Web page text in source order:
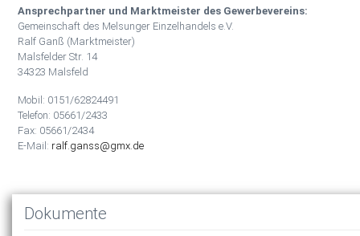
Ansprechpartner und Marktmeister des Gewerbevereins:
Gemeinschaft des Melsunger Einzelhandels e.V.
Ralf Ganß (Marktmeister)
Malsfelder Str. 14
34323 Malsfeld
Mobil: 0151/62824491
Telefon: 05661/2433
Fax: 05661/2434
E-Mail: ralf.ganss@gmx.de
Dokumente